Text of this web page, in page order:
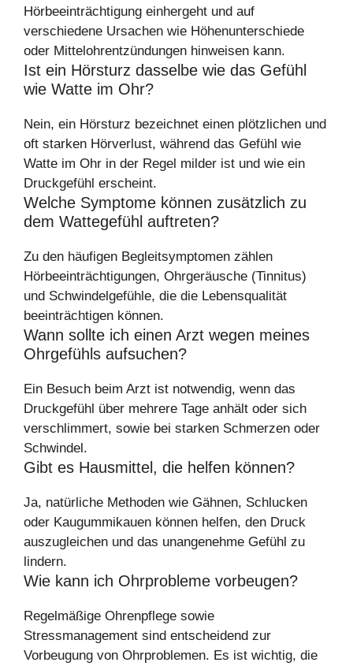
Hörbeeinträchtigung einhergeht und auf
verschiedene Ursachen wie Höhenunterschiede
oder Mittelohrentzündungen hinweisen kann.
Ist ein Hörsturz dasselbe wie das Gefühl
wie Watte im Ohr?
Nein, ein Hörsturz bezeichnet einen plötzlichen und
oft starken Hörverlust, während das Gefühl wie
Watte im Ohr in der Regel milder ist und wie ein
Druckgefühl erscheint.
Welche Symptome können zusätzlich zu
dem Wattegefühl auftreten?
Zu den häufigen Begleitsymptomen zählen
Hörbeeinträchtigungen, Ohrgeräusche (Tinnitus)
und Schwindelgefühle, die die Lebensqualität
beeinträchtigen können.
Wann sollte ich einen Arzt wegen meines
Ohrgefühls aufsuchen?
Ein Besuch beim Arzt ist notwendig, wenn das
Druckgefühl über mehrere Tage anhält oder sich
verschlimmert, sowie bei starken Schmerzen oder
Schwindel.
Gibt es Hausmittel, die helfen können?
Ja, natürliche Methoden wie Gähnen, Schlucken
oder Kaugummikauen können helfen, den Druck
auszugleichen und das unangenehme Gefühl zu
lindern.
Wie kann ich Ohrprobleme vorbeugen?
Regelmäßige Ohrenpflege sowie
Stressmanagement sind entscheidend zur
Vorbeugung von Ohrproblemen. Es ist wichtig, die